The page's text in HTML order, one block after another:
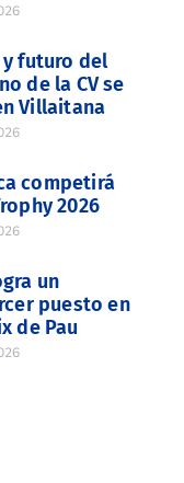
y futuro del
de la CV se
Villaitana
competirá
2026
un
puesto en
de Pau